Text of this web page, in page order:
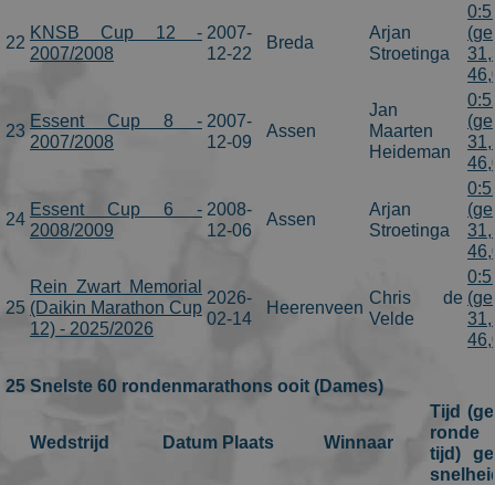
22
KNSB Cup 12 -
2007/2008
2007-
12-22
Breda
Arjan
Stroetinga
23
Essent Cup 8 -
2007/2008
2007-
12-09
Assen
Jan
Maarten
Heideman
24
Essent Cup 6 -
2008/2009
2008-
12-06
Assen
Arjan
Stroetinga
25
Rein Zwart Memorial
(Daikin Marathon Cup
12) - 2025/2026
2026-
02-14
Heerenveen
Chris de
Velde
25 Snelste 60 rondenmarathons ooit (Dames)
Wedstrijd Datum Plaats Winnaar
Tijd
ronde
tijd)